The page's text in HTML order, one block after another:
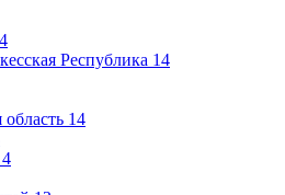
Республика 14
область 14
4